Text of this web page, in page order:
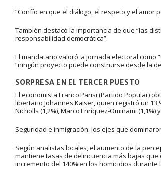
“Confío en que el diálogo, el respeto y el amor
También destacó la importancia de que “las
responsabilidad democrática”.
El mandatario valoró la jornada electoral como
“ningún proyecto puede construirse desde la
SORPRESA EN EL TERCER PUESTO
El economista Franco Parisi (Partido Popular)
libertario Johannes Kaiser, quien registró un
Nicholls (1,2%), Marco Enríquez-Ominami
Seguridad e inmigración: los ejes que
Según analistas locales, el aumento de la
mantiene tasas de delincuencia más bajas
incremento del 140% en los homicidios